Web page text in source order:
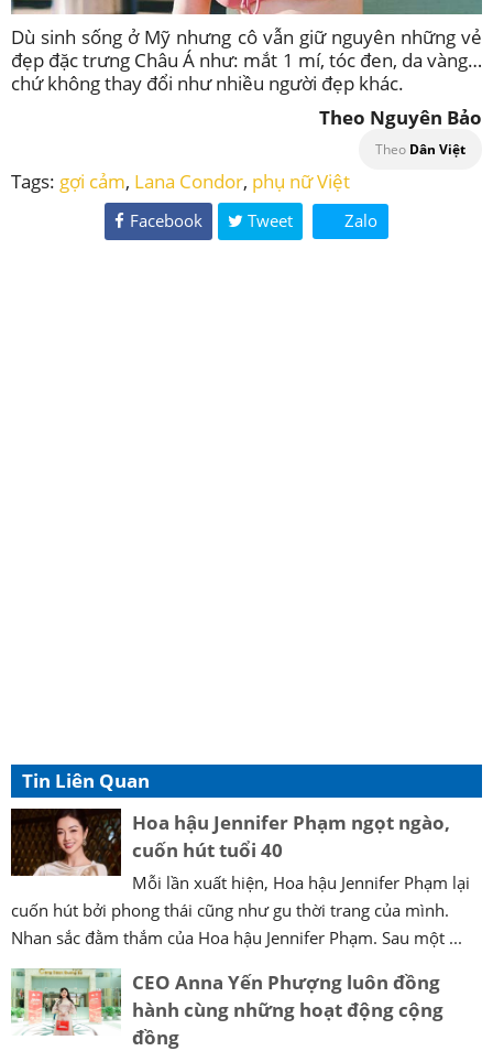
Dù sinh sống ở Mỹ nhưng cô vẫn giữ nguyên những vẻ
đẹp đặc trưng Châu Á như: mắt 1 mí, tóc đen, da vàng…
chứ không thay đổi như nhiều người đẹp khác.
Theo Nguyên Bảo
Theo Dân Việt
Tags: gợi cảm, Lana Condor, phụ nữ Việt
Facebook Tweet Zalo
Tin Liên Quan
Hoa hậu Jennifer Phạm ngọt ngào,
cuốn hút tuổi 40
Mỗi lần xuất hiện, Hoa hậu Jennifer Phạm lại
cuốn hút bởi phong thái cũng như gu thời trang của mình.
Nhan sắc đằm thắm của Hoa hậu Jennifer Phạm. Sau một ...
CEO Anna Yến Phượng luôn đồng
hành cùng những hoạt động cộng
đồng